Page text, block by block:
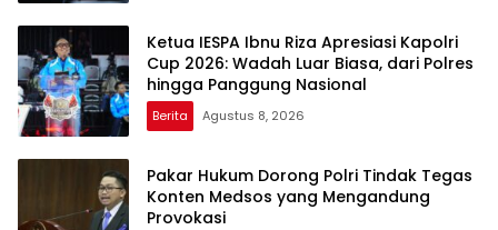
Ketua IESPA Ibnu Riza Apresiasi Kapolri
Cup 2026: Wadah Luar Biasa, dari Polres
hingga Panggung Nasional
Berita Agustus 8, 2026
Pakar Hukum Dorong Polri Tindak Tegas
Konten Medsos yang Mengandung
Provokasi